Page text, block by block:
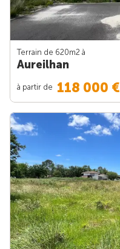
Terrain de 620m2 à
Aureilhan
à partir de 118 000 €